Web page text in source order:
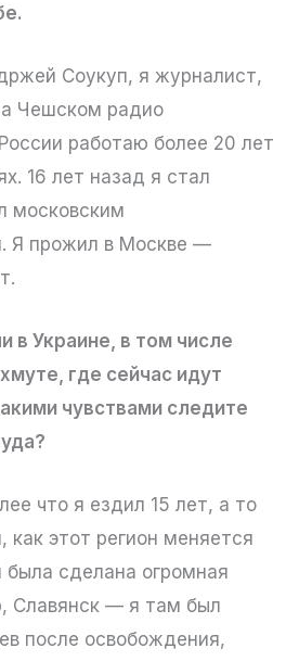
Соукуп, я журналист,
Чешском радио
работаю более 20 лет
16 лет назад я стал
московским
Я прожил в Москве —
в Украине, в том числе
где сейчас идут
чувствами следите
что я ездил 15 лет, а то
как этот регион меняется
была сделана огромная
Славянск — я там был
после освобождения,